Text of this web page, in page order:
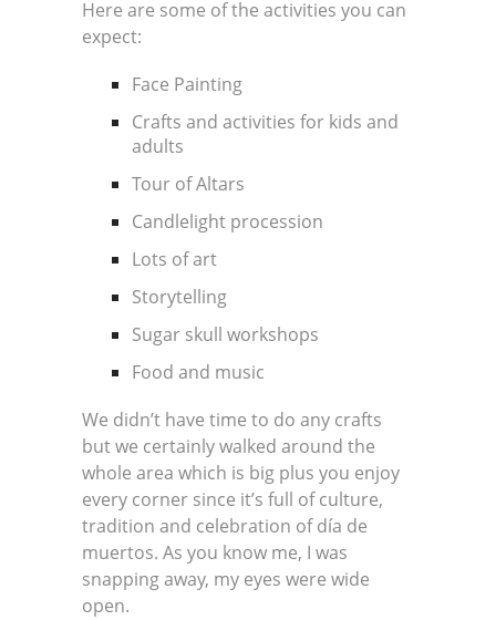
Here are some of the activities you can
expect:
Face Painting
Crafts and activities for kids and
adults
Tour of Altars
Candlelight procession
Lots of art
Storytelling
Sugar skull workshops
Food and music
We didn’t have time to do any crafts
but we certainly walked around the
whole area which is big plus you enjoy
every corner since it’s full of culture,
tradition and celebration of día de
muertos. As you know me, I was
snapping away, my eyes were wide
open.